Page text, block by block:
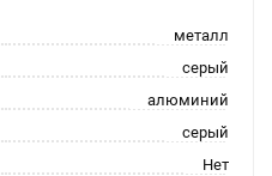
металл
серый
алюминий
серый
Нет